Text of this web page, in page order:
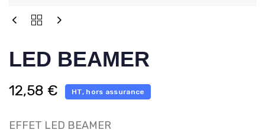
LED BEAMER
12,58 € HT, hors assurance
EFFET LED BEAMER